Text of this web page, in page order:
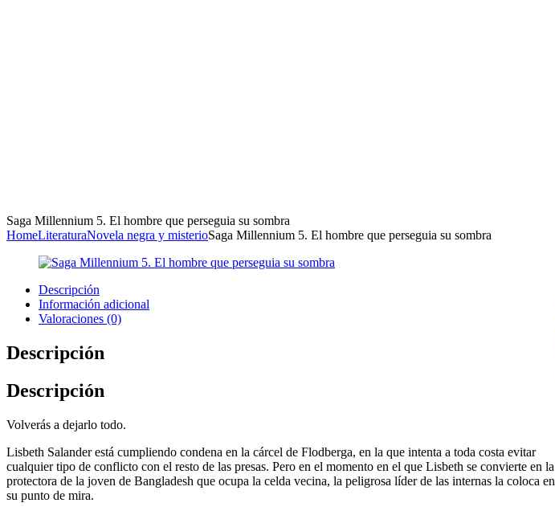
Saga Millennium 5. El hombre que perseguia su sombra
HomeLiteraturaNovela negra y misterioSaga Millennium 5. El hombre que perseguia su sombra
Descripción
Información adicional
Valoraciones (0)
Descripción
Descripción
Volverás a dejarlo todo.
Lisbeth Salander está cumpliendo condena en la cárcel de Flodberga, en la que intenta a toda costa evitar
cualquier tipo de conflicto con el resto de las presas. Pero en el momento en el que Lisbeth se convierte en la
protectora de la joven de Bangladesh que ocupa la celda vecina, la peligrosa líder de las internas la coloca en
su punto de mira.